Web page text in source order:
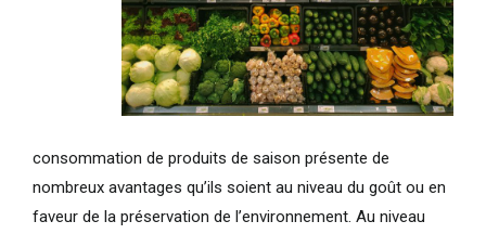
consommation de produits de saison présente de
nombreux avantages qu’ils soient au niveau du goût ou en
faveur de la préservation de l’environnement. Au niveau